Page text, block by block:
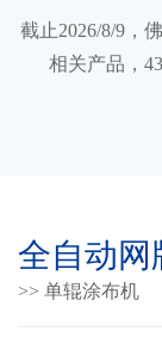
截止2026/8/9，
相关产品，
全自动网
>> 单辊涂布机